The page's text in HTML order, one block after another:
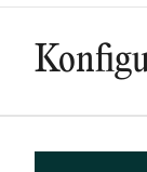
Mohlo